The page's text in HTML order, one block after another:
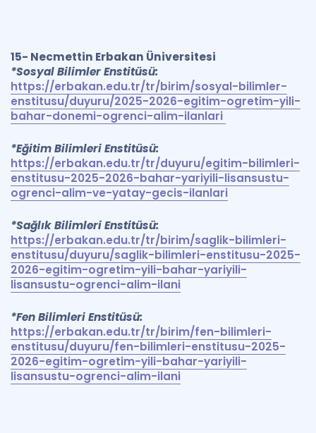
15- Necmettin Erbakan Üniversitesi
*Sosyal Bilimler Enstitüsü:
https://erbakan.edu.tr/tr/birim/sosyal-bilimler-
enstitusu/duyuru/2025-2026-egitim-ogretim-yili-
bahar-donemi-ogrenci-alim-ilanlari
*Eğitim Bilimleri Enstitüsü:
https://erbakan.edu.tr/tr/duyuru/egitim-bilimleri-
enstitusu-2025-2026-bahar-yariyili-lisansustu-
ogrenci-alim-ve-yatay-gecis-ilanlari
*Sağlık Bilimleri Enstitüsü:
https://erbakan.edu.tr/tr/birim/saglik-bilimleri-
enstitusu/duyuru/saglik-bilimleri-enstitusu-2025-
2026-egitim-ogretim-yili-bahar-yariyili-
lisansustu-ogrenci-alim-ilani
*Fen Bilimleri Enstitüsü:
https://erbakan.edu.tr/tr/birim/fen-bilimleri-
enstitusu/duyuru/fen-bilimleri-enstitusu-2025-
2026-egitim-ogretim-yili-bahar-yariyili-
lisansustu-ogrenci-alim-ilani